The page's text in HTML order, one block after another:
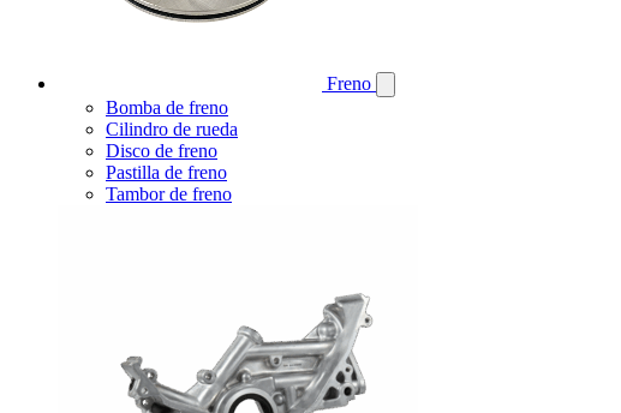
Freno
Bomba de freno
Cilindro de rueda
Disco de freno
Pastilla de freno
Tambor de freno